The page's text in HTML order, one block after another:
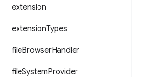
extension
extensionTypes
fileBrowserHandler
fileSystemProvider